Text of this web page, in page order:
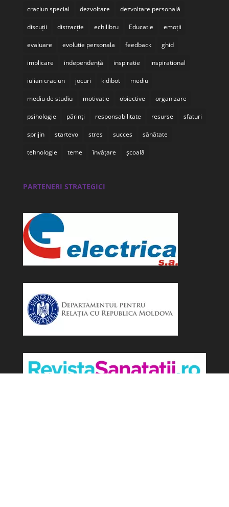
craciun special dezvoltare dezvoltare personală
discuții distracție echilibru Educatie emoții
evaluare evolutie personala feedback ghid
implicare independență inspiratie inspirational
iulian craciun jocuri kidibot mediu
mediu de studiu motivatie obiective organizare
psihologie părinți responsabilitate resurse sfaturi
sprijin startevo stres succes sănătate
tehnologie teme învățare școală
PARTENERI STRATEGICI